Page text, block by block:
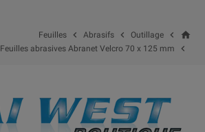
home

Outillage

Abrasifs

Feuilles

Feuilles abrasives Abranet Velcro 70 x 125 mm